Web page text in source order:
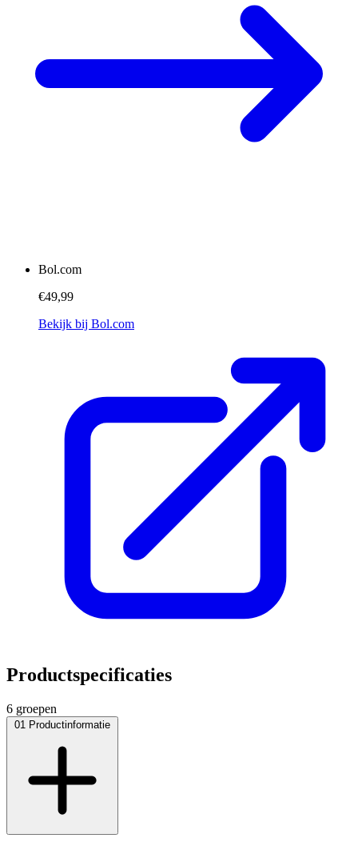
Bol.com
€49,99
Bekijk bij Bol.com
Productspecificaties
6 groepen
01 Productinformatie